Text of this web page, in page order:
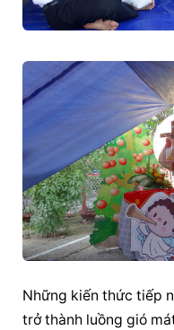
Những kiến thức tiếp
trở thành luồng gió